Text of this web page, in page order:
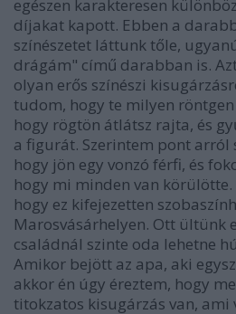
egészen karakteresen
díjakat kapott. Ebben a
színészetet láttunk tőle,
drágám" című darabban is.
olyan erős színészi
tudom, hogy te milyen röntgen
hogy rögtön átlátsz rajta, és
a figurát. Szerintem pont arról
hogy jön egy vonzó férfi, és
hogy mi minden van körülötte.
hogy ez kifejezetten
Marosvásárhelyen. Ott ültünk
családnál szinte oda lehetne
Amikor bejött az apa, aki
akkor én úgy éreztem, hogy
titokzatos kisugárzás van, ami